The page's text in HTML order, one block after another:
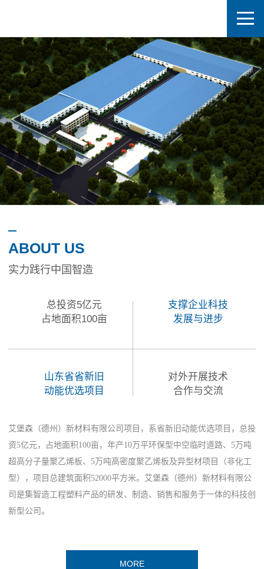
ABOUT US
实力践行中国智造
总投资5亿元
占地面积100亩
支撑企业科技
发展与进步
山东省省新旧
动能优选项目
对外开展技术
合作与交流
艾堡森（德州）新材料有限公司项目，系省新旧动能优选项目，总投
资5亿元，占地面积100亩，年产10万平环保型中空临时道路、5万吨
超高分子量聚乙烯板、5万吨高密度聚乙烯板及异型材项目（非化工
型），项目总建筑面积52000平方米。艾堡森（德州）新材料有限公
司是集智造工程塑料产品的研发、制造、销售和服务于一体的科技创
新型公司。
MORE